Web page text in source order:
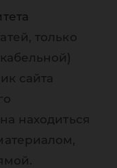
только
сайта
находиться